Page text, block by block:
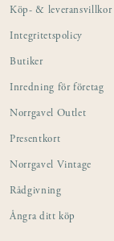
Köp- & leveransvillkor
Integritetspolicy
Butiker
Inredning för företag
Norrgavel Outlet
Presentkort
Norrgavel Vintage
Rådgivning
Ångra ditt köp